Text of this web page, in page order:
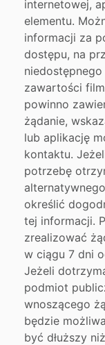
internetowej,
elementu.
informacji za
dostępu, na
zawartości
powinno
żądanie,
lub aplikację
kontaktu.
potrzebę
określić
tej informacji.
zrealizować
w ciągu 7 dni
Jeżeli
podmiot
wnoszącego
będzie
być dłuższy